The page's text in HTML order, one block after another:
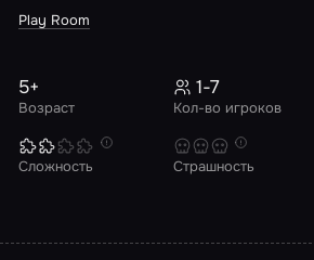
Play Room
Возраст
5+
Кол-во игроков
1-7
Сложность Страшность